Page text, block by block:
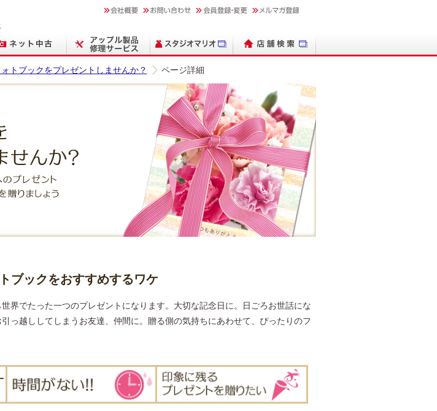
ォトブックをプレゼントしませんか？ ページ詳細
ブックをおすすめするワケ
界でたった一つのプレゼントになります。大切な記念日に。日ごろお世話にな
っ越ししてしまうお友達、仲間に。贈る側の気持ちにあわせて、ぴったりのフ